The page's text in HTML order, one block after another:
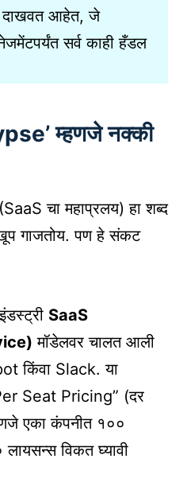
दाखवत आहेत, जे
सर्व काही हँडल
म्हणजे नक्की
चा महाप्रलय) हा शब्द
खूप गाजतोय. पण हे संकट
SaaS
मॉडेलवर चालत आली
किंवा Slack. या
Seat Pricing” (दर
एका कंपनीत १००
विकत घ्यावी